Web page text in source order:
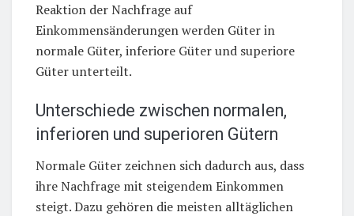
Reaktion der Nachfrage auf
Einkommensänderungen werden Güter in
normale Güter, inferiore Güter und superiore
Güter unterteilt.
Unterschiede zwischen normalen,
inferioren und superioren Gütern
Normale Güter zeichnen sich dadurch aus, dass
ihre Nachfrage mit steigendem Einkommen
steigt. Dazu gehören die meisten alltäglichen